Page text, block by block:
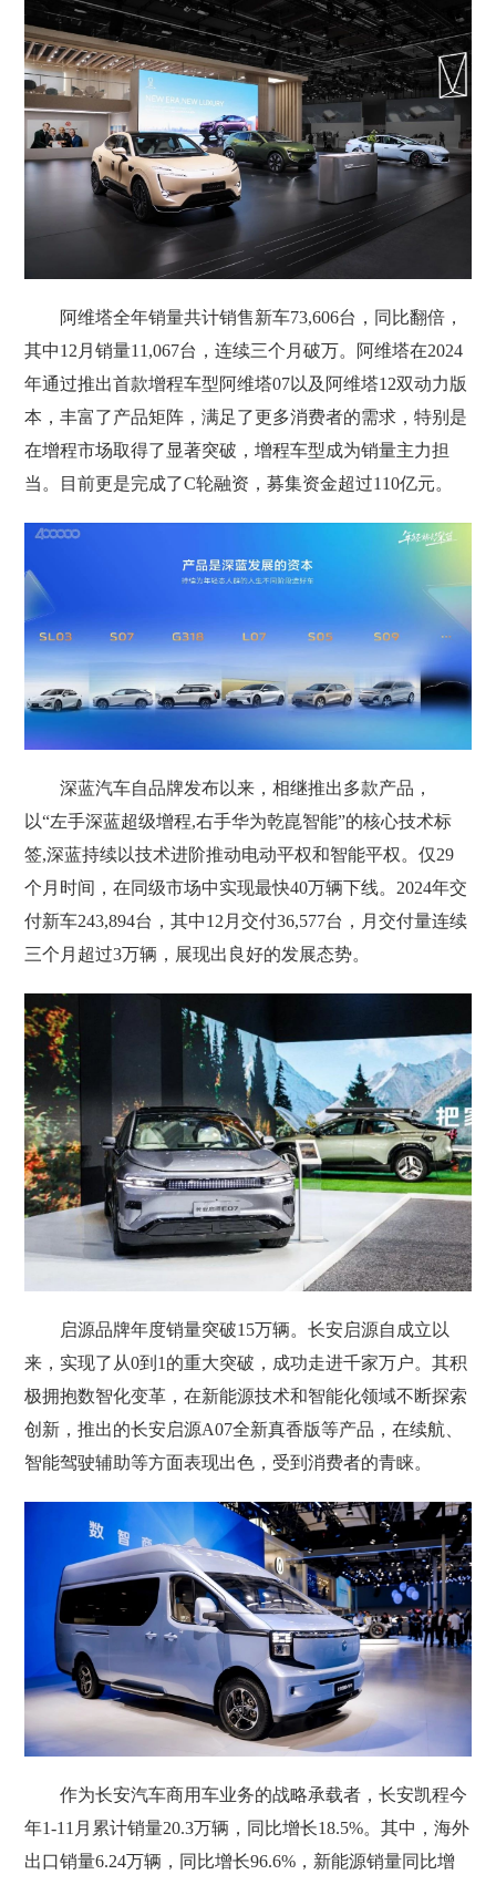
阿维塔全年销量共计销售新车73,606台，同比翻倍，
其中12月销量11,067台，连续三个月破万。阿维塔在2024
年通过推出首款增程车型阿维塔07以及阿维塔12双动力版
本，丰富了产品矩阵，满足了更多消费者的需求，特别是
在增程市场取得了显著突破，增程车型成为销量主力担
当。目前更是完成了C轮融资，募集资金超过110亿元。
深蓝汽车自品牌发布以来，相继推出多款产品，
以“左手深蓝超级增程,右手华为乾崑智能”的核心技术标
签,深蓝持续以技术进阶推动电动平权和智能平权。仅29
个月时间，在同级市场中实现最快40万辆下线。2024年交
付新车243,894台，其中12月交付36,577台，月交付量连续
三个月超过3万辆，展现出良好的发展态势。
启源品牌年度销量突破15万辆。长安启源自成立以
来，实现了从0到1的重大突破，成功走进千家万户。其积
极拥抱数智化变革，在新能源技术和智能化领域不断探索
创新，推出的长安启源A07全新真香版等产品，在续航、
智能驾驶辅助等方面表现出色，受到消费者的青睐。
作为长安汽车商用车业务的战略承载者，长安凯程今
年1-11月累计销量20.3万辆，同比增长18.5%。其中，海外
出口销量6.24万辆，同比增长96.6%，新能源销量同比增